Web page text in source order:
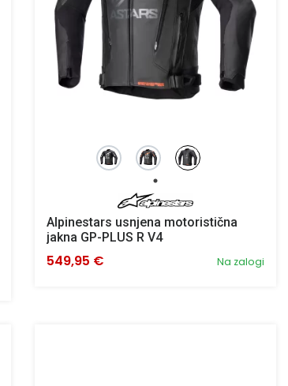
Alpinestars usnjena motoristična
jakna GP-PLUS R V4
Na zalogi
549,95 €